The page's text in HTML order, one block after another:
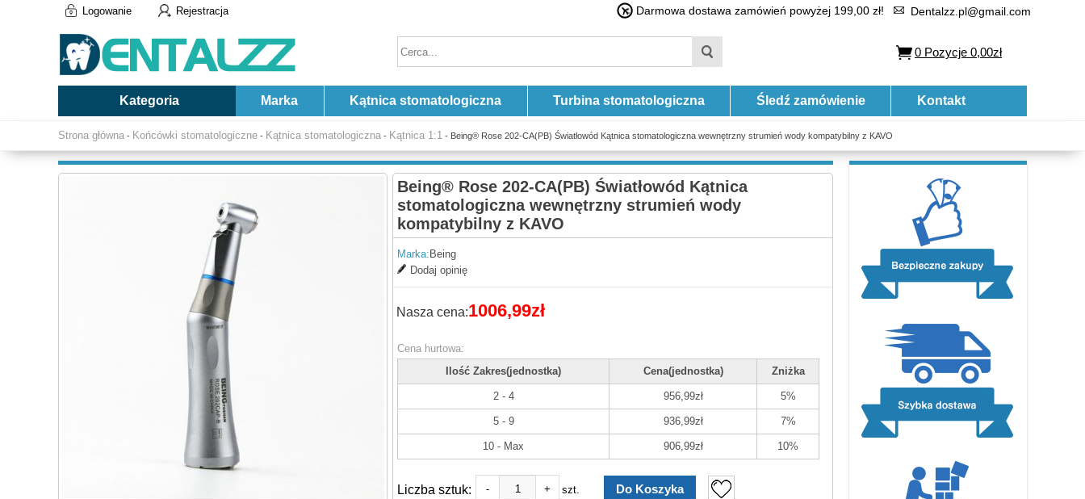
Logowanie Rejestracja Darmowa dostawa zamówień powyżej 199,00 zł! Dentalzz.pl@gmail.com
0 Pozycje 0,00zł
Kategoria Marka Kątnica stomatologiczna Turbina stomatologiczna Śledź zamówienie Kontakt
Strona główna - Końcówki stomatologiczne - Kątnica stomatologiczna - Kątnica 1:1 - Being® Rose 202-CA(PB) Światłowód Kątnica stomatologiczna wewnętrzny strumień wody kompatybilny z KAVO
Being® Rose 202-CA(PB) Światłowód Kątnica
stomatologiczna wewnętrzny strumień wody
kompatybilny z KAVO
Marka: Being
Dodaj opinię
Nasza cena:1006,99zł
Cena hurtowa:
Ilość Zakres(jednostka)
Cena(jednostka) Zniżka
2 - 4 956,99zł 5%
5 - 9 936,99zł 7%
10 - Max 906,99zł 10%
Liczba sztuk: - + szt.